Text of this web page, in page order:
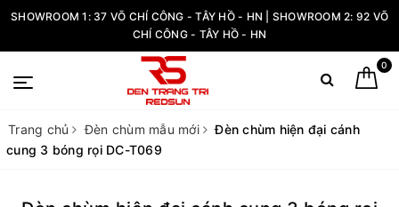
SHOWROOM 1: 37 VÕ CHÍ CÔNG - TÂY HỒ - HN | SHOWROOM 2: 92 VÕ
CHÍ CÔNG - TÂY HỒ - HN
0
Trang chủ Đèn chùm mẫu mới
Đèn chùm hiện đại cánh
cung 3 bóng rọi DC-T069